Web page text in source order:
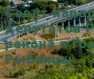
Совет
депутатов
района и
Рыбницы